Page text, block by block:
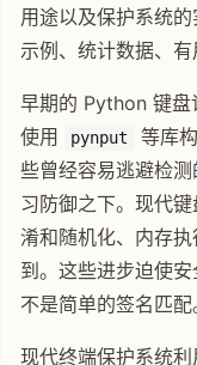
用途以及保护系统
示例、统计数据、有
早期的 Python 键盘
使用
pynput
等库
些曾经容易逃避检
习防御之下。现代
淆和随机化、内存
到。这些进步迫使
不是简单的签名匹配
现代终端保护系统